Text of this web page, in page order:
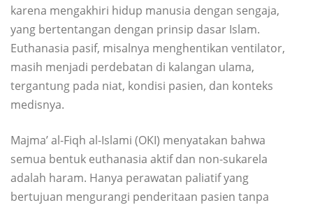
karena mengakhiri hidup manusia dengan sengaja,
yang bertentangan dengan prinsip dasar Islam.
Euthanasia pasif, misalnya menghentikan ventilator,
masih menjadi perdebatan di kalangan ulama,
tergantung pada niat, kondisi pasien, dan konteks
medisnya.
Majma’ al-Fiqh al-Islami (OKI) menyatakan bahwa
semua bentuk euthanasia aktif dan non-sukarela
adalah haram. Hanya perawatan paliatif yang
bertujuan mengurangi penderitaan pasien tanpa